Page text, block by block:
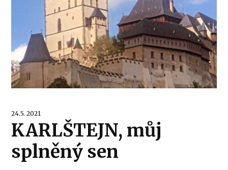
24.5. 2021
KARLŠTEJN, můj
splněný sen